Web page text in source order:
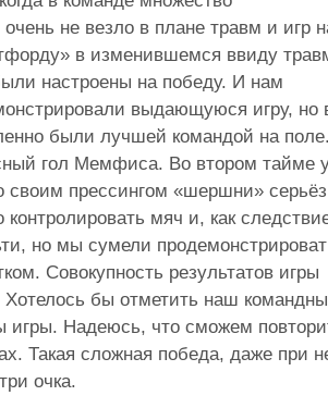
не везло в плане травм и игр
в изменившемся ввиду
настроены на победу. И нам
выдающуюся игру, но
были лучшей командой на
гол Мемфиса. Во втором тайме
своим прессингом «шершни»
мяч и, как
но мы сумели
Совокупность результатов игры
Хотелось бы отметить наш
Надеюсь, что сможем
Такая сложная победа, даже при
очка.